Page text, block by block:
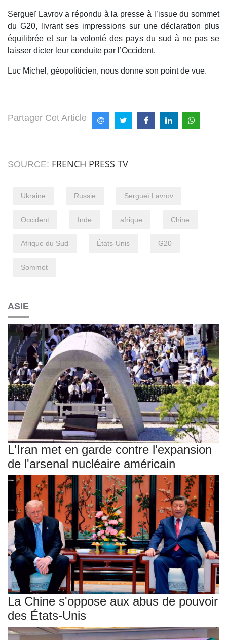
Sergueï Lavrov a répondu à la presse à l’issue du sommet
du G20, livrant ses impressions sur une déclaration plus
équilibrée et sur la volonté des pays du sud à ne pas se
laisser dicter leur conduite par l’Occident.
Luc Michel, géopoliticien, nous donne son point de vue.
Partager Cet Article
SOURCE: FRENCH PRESS TV
Ukraine Russie Sergueï Lavrov
Occident Inde afrique Chine
Afrique du Sud États-Unis G20
Sommet
ASIE
L'Iran met en garde contre l'expansion
de l'arsenal nucléaire américain
La Chine s'oppose aux abus de pouvoir
des États-Unis